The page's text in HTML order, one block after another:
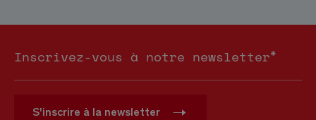
Inscrivez-vous à notre newsletter*
S'inscrire à la newsletter